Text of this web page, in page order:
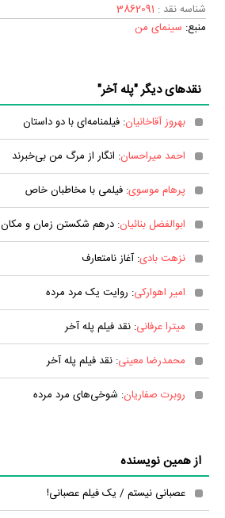
شناسه نقد : 3862091
منبع: سینمای من
نقدهای دیگر "پله آخر"
بهروز آقاخانیان: فیلمنامه‌ای با دو داستان
احمد میراحسان: انگار از مرگ من بی‌خبرند
پرهام موسوی: فیلمی با مخاطبان خاص
ابوالفضل بنائیان: درهم شکستن زمان و مکان
نزهت بادی: آغاز نامتعارف
امیر اهوارکی: روایت یک مرد مرده
میترا عرفانی: نقد فیلم پله آخر
محمدرضا معینی: نقد فیلم پله آخر
روبرت صفاریان: شوخی‌های مرد مرده
از همین نویسنده
عصبانی نیستم / یک فیلم عصبانی!